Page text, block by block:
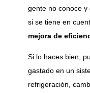
gente no conoce
si se tiene en
mejora de
Si lo haces bien,
gastado en un
refrigeración,